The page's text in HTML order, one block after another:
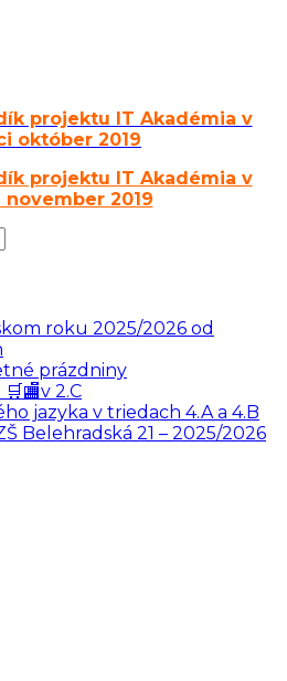
projektu IT Akadémia v
október 2019
projektu IT Akadémia v
november 2019
roku 2025/2026 od
prázdniny
2.C
jazyka v triedach 4.A a 4.B
Belehradská 21 – 2025/2026